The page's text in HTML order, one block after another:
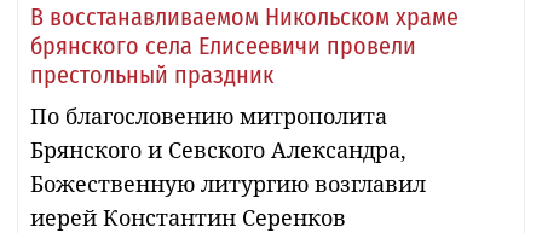
В восстанавливаемом Никольском храме
брянского села Елисеевичи провели
престольный праздник
По благословению митрополита
Брянского и Севского Александра,
Божественную литургию возглавил
иерей Константин Серенков